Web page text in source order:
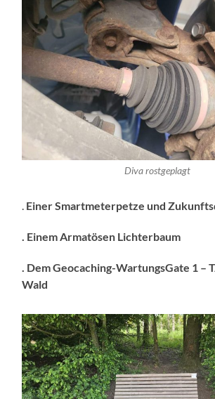
Diva rostgeplagt
Einer Smartmeterpetze und
. Einem Armatösen Lichterbaum
. Dem Geocaching-WartungsGate 1 –
Wald